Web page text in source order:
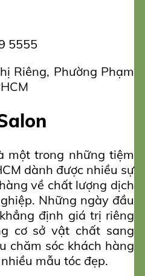
5555
Riêng, Phường Phạm
một trong những tiệm
dành được nhiều sự
về chất lượng dịch
Những ngày đầu
định giá trị riêng
cơ sở vật chất sang
chăm sóc khách hàng
mẫu tóc đẹp.